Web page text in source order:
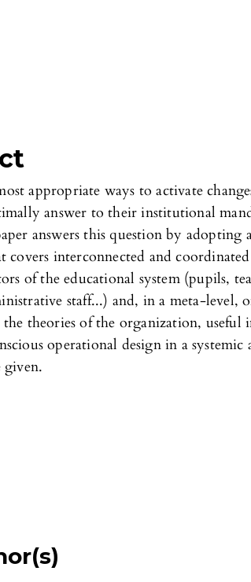
appropriate ways to activate
answer to their institutional
answers this question by adopting
covers interconnected and
of the educational system (pupils,
staff...) and, in a meta-level,
the theories of the organization,
operational design in a systemic
given.